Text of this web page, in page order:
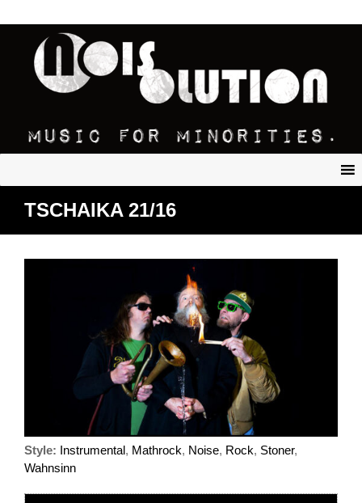
TSCHAIKA 21/16
Style: Instrumental, Mathrock, Noise, Rock, Stoner,
Wahnsinn